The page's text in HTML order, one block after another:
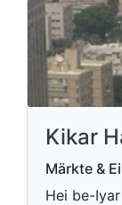
Kikar
Märkte &
Hei be-